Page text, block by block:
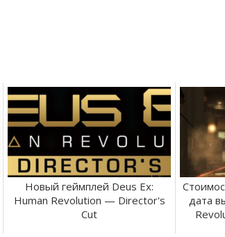
Новый геймплей Deus Ex:
Human Revolution — Director's
Cut
дата